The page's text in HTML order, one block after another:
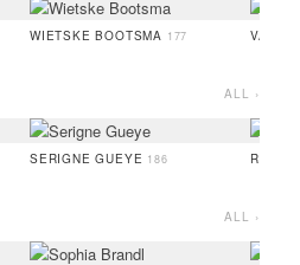
WIETSKE BOOTSMA 177
ALL ›
SERIGNE GUEYE 186
ALL ›